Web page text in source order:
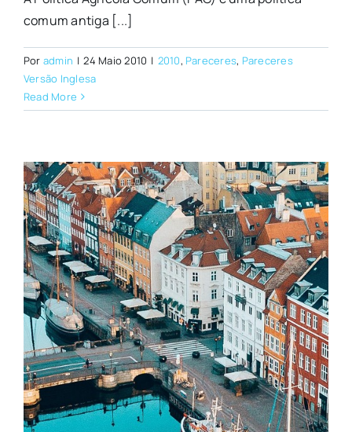
comum antiga [...]
Por admin | 24 Maio 2010 | 2010, Pareceres, Pareceres
Versão Inglesa
Read More